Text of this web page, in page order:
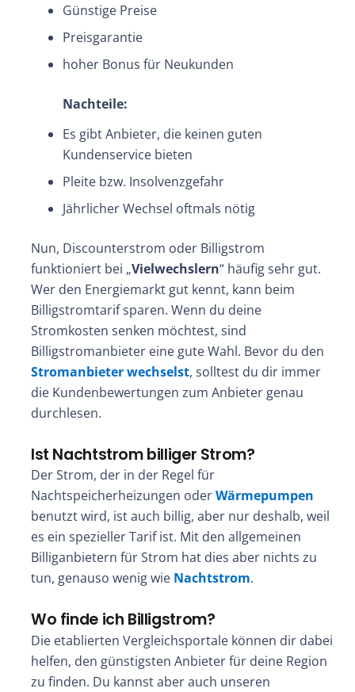
Günstige Preise
Preisgarantie
hoher Bonus für Neukunden
Nachteile:
Es gibt Anbieter, die keinen guten
Kundenservice bieten
Pleite bzw. Insolvenzgefahr
Jährlicher Wechsel oftmals nötig
Nun, Discounterstrom oder Billigstrom
funktioniert bei „Vielwechslern“ häufig sehr gut.
Wer den Energiemarkt gut kennt, kann beim
Billigstromtarif sparen. Wenn du deine
Stromkosten senken möchtest, sind
Billigstromanbieter eine gute Wahl. Bevor du den
Stromanbieter wechselst, solltest du dir immer
die Kundenbewertungen zum Anbieter genau
durchlesen.
Ist Nachtstrom billiger Strom?
Der Strom, der in der Regel für
Nachtspeicherheizungen oderWärmepumpen
benutzt wird, ist auch billig, aber nur deshalb, weil
es ein spezieller Tarif ist. Mit den allgemeinen
Billiganbietern für Strom hat dies aber nichts zu
tun, genauso wenig wie Nachtstrom.
Wo finde ich Billigstrom?
Die etablierten Vergleichsportale können dir dabei
helfen, den günstigsten Anbieter für deine Region
zu finden. Du kannst aber auch unseren